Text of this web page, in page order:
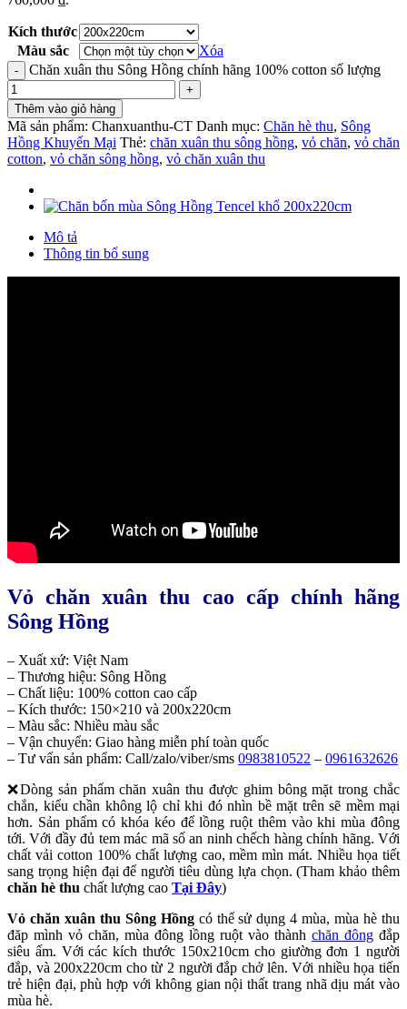
Kích thước
Màu sắc
Xóa
Chăn xuân thu Sông Hồng chính hãng 100% cotton số lượng
Thêm vào giỏ hàng
Mã sản phẩm: Chanxuanthu-CT Danh mục: Chăn hè thu, Sông
Hồng Khuyến Mại Thẻ: chăn xuân thu sông hồng, vỏ chăn, vỏ chăn
cotton, vỏ chăn sông hồng, vỏ chăn xuân thu
Mô tả
Thông tin bổ sung
Vỏ chăn xuân thu cao cấp chính hãng
Sông Hồng
– Xuất xứ: Việt Nam
– Thương hiệu: Sông Hồng
– Chất liệu: 100% cotton cao cấp
– Kích thước: 150×210 và 200x220cm
– Màu sắc: Nhiều màu sắc
– Vận chuyển: Giao hàng miễn phí toàn quốc
– Tư vấn sản phẩm: Call/zalo/viber/sms 0983810522 – 0961632626
❌Dòng sản phẩm chăn xuân thu được ghim bông mặt trong chắc
chắn, kiểu chần không lộ chỉ khi đó nhìn bề mặt trên sẽ mềm mại
hơn. Sản phẩm có khóa kéo để lồng ruột thêm vào khi mùa đông
tới. Với đầy đủ tem mác mã số an ninh chếch hàng chính hãng. Với
chất vải cotton 100% chất lượng cao, mềm mìn mát. Nhiều họa tiết
sang trọng hiện đại để người tiêu dùng lựa chọn. (Tham khảo thêm
chăn hè thu chất lượng cao Tại Đây)
Vỏ chăn xuân thu Sông Hồngcó thể sử dụng 4 mùa, mùa hè thu
đăp mình vỏ chăn, mùa đông lồng ruột vào thành chăn đông đắp
siêu ấm. Với các kích thước 150x210cm cho giường đơn 1 người
đắp, và 200x220cm cho từ 2 người đắp chở lên. Với nhiều họa tiến
trẻ hiện đại, phù hợp với không gian nội thất trang nhã dịu mát vào
mùa hè.